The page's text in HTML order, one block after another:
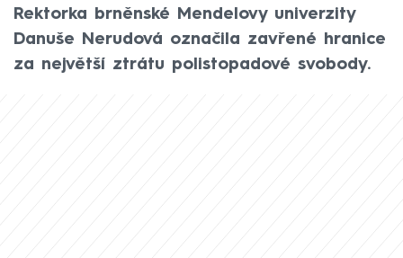
Rektorka brněnské Mendelovy univerzity
Danuše Nerudová označila zavřené hranice
za největší ztrátu polistopadové svobody.